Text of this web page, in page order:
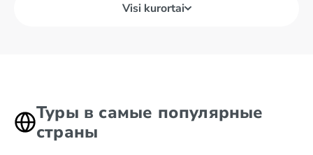
Visi kurortai
Туры в самые популярные
страны